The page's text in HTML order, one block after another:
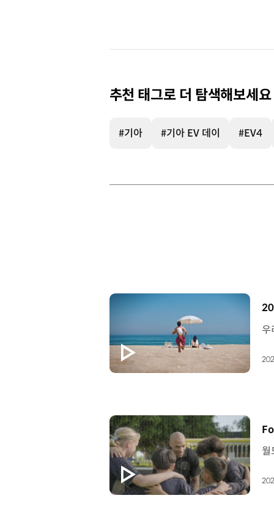
추천 태그로 더 탐색해보세요
#기아 #기아 EV 데이 #EV4
[
[